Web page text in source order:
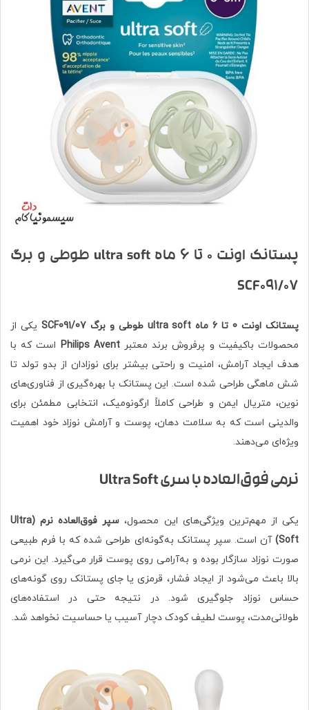
پستانک اونت 0 تا 6 ماه ultra soft طوطی و برگ
SCF091/07
پستانک اونت 0 تا 6 ماه ultra soft طوطی و برگ SCF091/07
یکی از
محصولات باکیفیت و پرفروش برند معتبرPhilips Avent است که با
هدف ایجاد آرامش، امنیت و راحتی بیشتر برای نوزادان از بدو تولد تا
شش ماهگی طراحی شده است. این پستانک با بهره‌گیری از فناوری‌های
نوین، متریال ایمن و طراحی کاملاً ارگونومیک، انتخابی مطمئن برای
والدینی است که به سلامت دهان، پوست و آرامش نوزاد خود اهمیت
ویژه‌ای می‌دهند.
نرمی فوق‌العاده با سری Ultra Soft
یکی از مهم‌ترین ویژگی‌های این محصول،
سپر فوق‌العاده نرم (Ultra
Soft) آن است. سپر پستانک به‌گونه‌ای طراحی شده که با فرم طبیعی
صورت نوزاد سازگار بوده و به‌آرامی روی پوست قرار می‌گیرد. این نرمی
بالا باعث می‌شود از ایجاد فشار، قرمزی یا جای پستانک روی گونه‌های
حساس نوزاد جلوگیری شود. در نتیجه حتی در استفاده‌های
طولانی‌مدت، پوست لطیف کودک دچار آسیب یا حساسیت نخواهد شد.